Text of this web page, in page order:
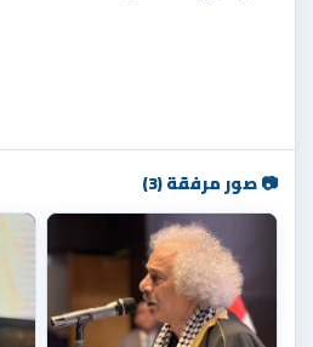
📷 صور مرفقة (3)